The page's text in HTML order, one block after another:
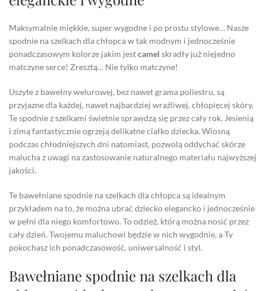
Maksymalnie miękkie, super wygodne i po prostu stylowe… Nasze
spodnie na szelkach dla chłopca w tak modnym i jednocześnie
ponadczasowym kolorze jakim jestcamel skradły już niejedno
matczyne serce! Zresztą… Nie tylko matczyne!
Uszyte z bawełny welurowej, bez nawet grama poliestru, są
przyjazne dla każdej, nawet najbardziej wrażliwej, chłopięcej skóry.
Te spodnie z szelkami świetnie sprawdzą się przez cały rok. Jesienią
i zimą fantastycznie ogrzeją delikatne ciałko dziecka. Wiosną
podczas chłodniejszych dni natomiast, pozwolą oddychać skórze
malucha z uwagi na zastosowanie naturalnego materiału najwyższej
jakości.
Te bawełniane spodnie na szelkach dla chłopca są idealnym
przykładem na to, że można ubrać dziecko elegancko i jednocześnie
w pełni dla niego komfortowo. To odzież, którą można nosić przez
cały dzień. Twojemu maluchowi będzie w nich wygodnie, a Ty
pokochasz ich ponadczasowość, uniwersalność i styl.
Bawełniane spodnie na szelkach dla